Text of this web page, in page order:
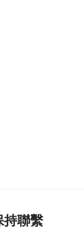
持聯繫